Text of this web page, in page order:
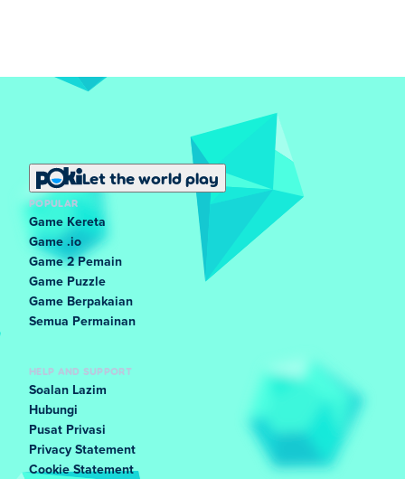
Let the world play
POPULAR
Game Kereta
Game .io
Game 2 Pemain
Game Puzzle
Game Berpakaian
Semua Permainan
HELP AND SUPPORT
Soalan Lazim
Hubungi
Pusat Privasi
Privacy Statement
Cookie Statement